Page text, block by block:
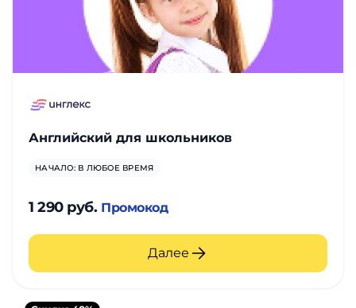
Английский для школьников
НАЧАЛО: В ЛЮБОЕ ВРЕМЯ
1 290 руб. Промокод
Далее